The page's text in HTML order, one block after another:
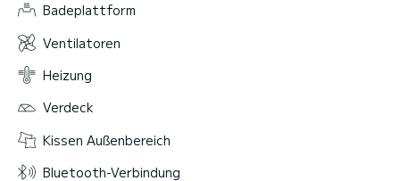
Badeplattform
Ventilatoren
Heizung
Verdeck
Kissen Außenbereich
Bluetooth-Verbindung